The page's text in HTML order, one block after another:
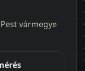
vármegye